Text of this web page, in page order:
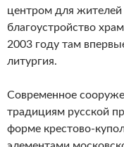
центром для жителей
благоустройство
2003 году там
литургия.
Современное
традициям русской
форме крестово-